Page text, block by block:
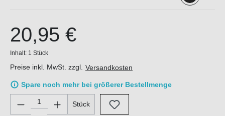
20,95 €
Inhalt: 1 Stück
Preise inkl. MwSt. zzgl. Versandkosten
Spare noch mehr bei größerer Bestellmenge
Produkt Anzahl: Gib den gewünschten Wert ein oder
Stück